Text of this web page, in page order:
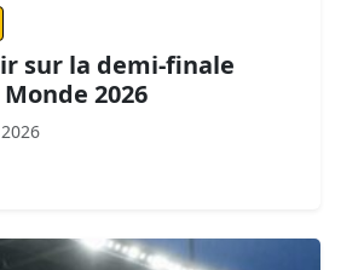
sur la demi-finale
2026